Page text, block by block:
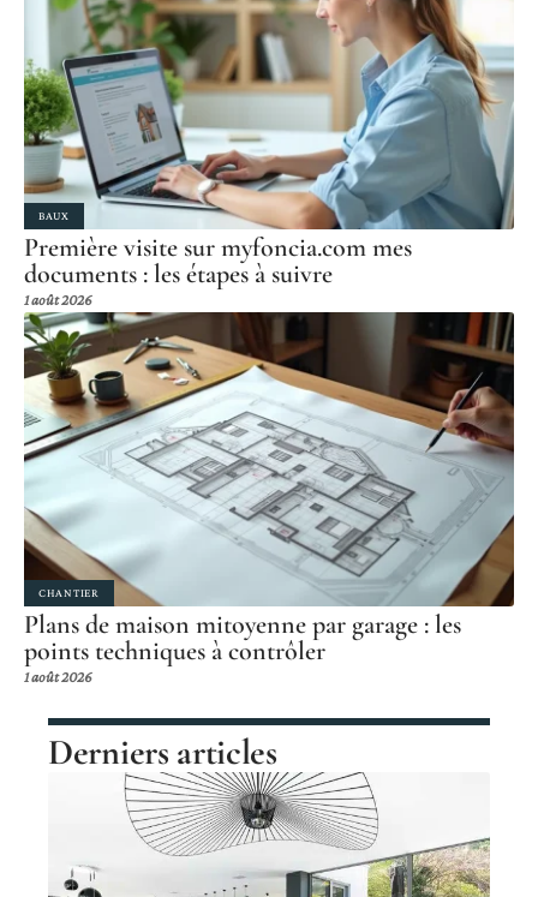
BAUX
Première visite sur myfoncia.com mes
documents : les étapes à suivre
1 août 2026
CHANTIER
Plans de maison mitoyenne par garage : les
points techniques à contrôler
1 août 2026
Derniers articles